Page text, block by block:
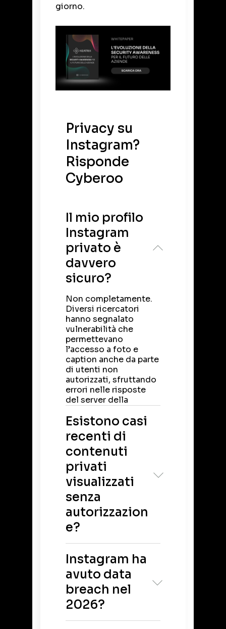
giorno.
Privacy su
Instagram?
Risponde
Cyberoo
Il mio profilo
Instagram
privato è
davvero
sicuro?
Non completamente.
Diversi ricercatori
hanno segnalato
vulnerabilità che
permettevano
l’accesso a foto e
caption anche da parte
di utenti non
autorizzati, sfruttando
errori nelle risposte
del server della
Esistono casi
recenti di
contenuti
privati
visualizzati
senza
autorizzazion
e?
scoperta una falla che
restituiva link diretti a
contenuti privati
tramite oggetti JSON
interni, rendendoli
accessibili a chiunque
inviasse richieste web
Instagram ha
avuto data
breach nel
2026?